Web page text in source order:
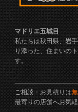
マドリエ五城目
私たちは秋田県、岩
り添った、住まいの
す。
ご相談・お見積りは
最寄りの店舗へお気